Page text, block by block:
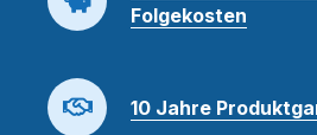
Folgekosten
10 Jahre